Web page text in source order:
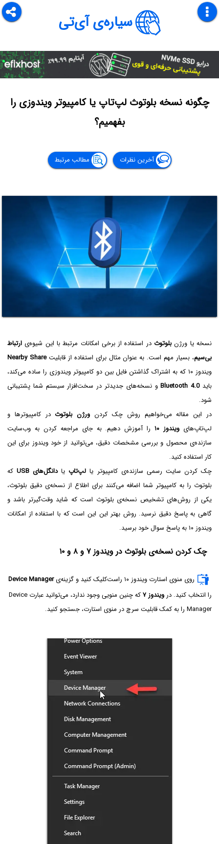
سیاره‌ی آی‌تی
چگونه نسخه‌ بلوتوث لپ‌تاپ یا کامپیوتر ویندوزی را
بفهمیم؟
آخرین نظرات مطالب مرتبط
نسخه یا ورژن بلوتوث در استفاده از برخی امکانات مرتبط با این شیوه‌ی ارتباط
بی‌سیم، بسیار مهم است. به عنوان مثال برای استفاده از قابلیتNearby Share
ویندوز ۱۰ که به اشتراک گذاشتن فایل بین دو کامپیوتر ویندوزی را ساده می‌کند،
بایدBluetooth 4.0و نسخه‌های جدیدتر در سخت‌افزار سیستم شما پشتیبانی
شود.
در این مقاله می‌خواهیم روش چک کردن ورژن بلوتوث در کامپیوترها و
لپ‌تاپ‌های ویندوز ۱۰
را آموزش دهیم. به جای مراجعه کردن به وب‌سایت
سازنده‌ی محصول و بررسی مشخصات دقیق، می‌توانید از خود ویندوز برای این
کار استفاده کنید.
چک کردن سایت رسمی سازنده‌ی کامپیوتر یا لپ‌تاپ یادانگل‌های USB
که
بلوتوث را به کامپیوتر شما اضافه می‌کنند برای اطلاع از نسخه‌ی دقیق بلوتوث،
یکی از روش‌های تشخیص نسخه‌ی بلوتوث است که شاید وقت‌گیرتر باشد و
گاهی به پاسخ دقیق نرسید. روش بهتر این این است که با استفاده از امکانات
ویندوز ۱۰ به پاسخ سوال خود برسید.
چک کردن نسخه‌ی بلوتوث در ویندوز ۷ و ۸ و ۱۰
روی منوی استارت ویندوز ۱۰ راست‌کلیک کنید و گزینه‌ی
Device Manager
را انتخاب کنید. در ویندوز ۷
که چنین منویی وجود ندارد، می‌توانید عبارت Device
Manager را به کمک قابلیت سرچ در منوی استارت، جستجو کنید.